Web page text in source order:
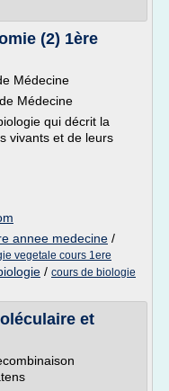
(2) 1ère
Médecine
Médecine
qui décrit la
vivants et de leurs
annee medecine /
vegetale cours 1ere
/ cours de biologie
et